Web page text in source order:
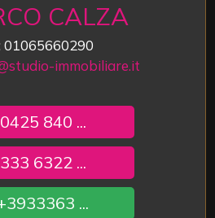
CALZA
01065660290
immobiliare.it
0425 840 ...
333 6322 ...
...